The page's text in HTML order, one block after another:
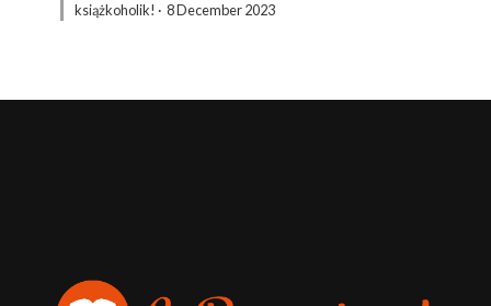
książkoholik! · 8 December 2023